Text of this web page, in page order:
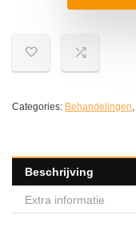
Categories: Behandelingen,
Beschrijving
Extra informatie